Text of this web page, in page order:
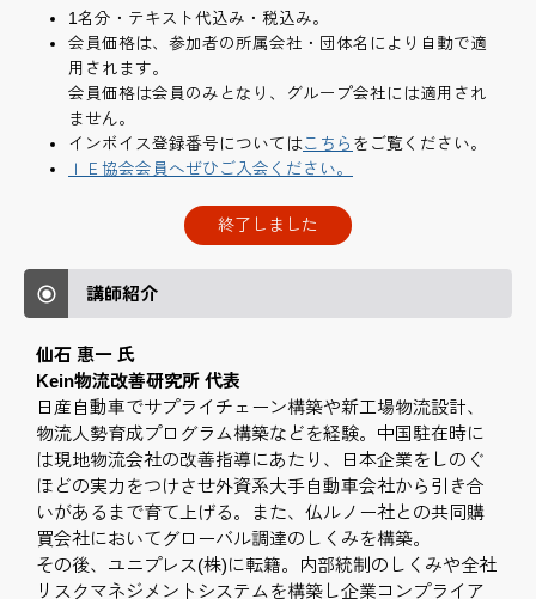
1名分・テキスト代込み・税込み。
会員価格は、参加者の所属会社・団体名により自動で適
用されます。
会員価格は会員のみとなり、グループ会社には適用され
ません。
インボイス登録番号についてはこちら をご覧ください。
ＩＥ協会会員へぜひご入会ください。
終了しました
講師紹介
仙石 惠一 氏
Kein物流改善研究所 代表
日産自動車でサプライチェーン構築や新工場物流設計、
物流人勢育成プログラム構築などを経験。中国駐在時に
は現地物流会社の改善指導にあたり、日本企業をしのぐ
ほどの実力をつけさせ外資系大手自動車会社から引き合
いがあるまで育て上げる。また、仏ルノー社との共同購
買会社においてグローバル調達のしくみを構築。
その後、ユニプレス(株)に転籍。内部統制のしくみや全社
リスクマネジメントシステムを構築し企業コンプライア